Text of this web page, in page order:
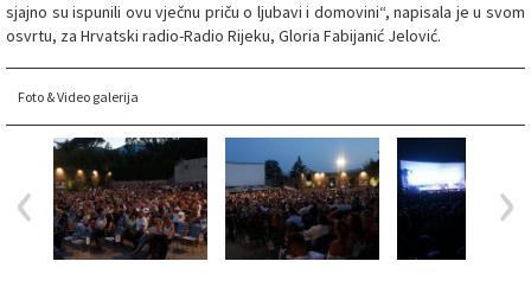
sjajno su ispunili ovu vječnu priču o ljubavi i domovini“, napisala je u svom
osvrtu, za Hrvatski radio-Radio Rijeku, Gloria Fabijanić Jelović.
Foto & Video galerija